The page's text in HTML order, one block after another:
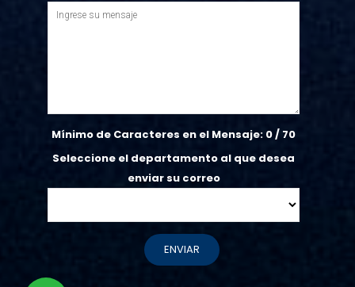
Mínimo de Caracteres en el Mensaje: 0/ 70
Seleccione el departamento al que desea
enviar su correo